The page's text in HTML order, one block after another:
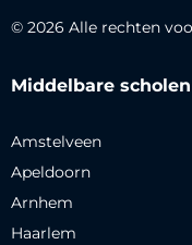
© 2026 Alle rechten
Middelbare scholen
Amstelveen
Apeldoorn
Arnhem
Haarlem